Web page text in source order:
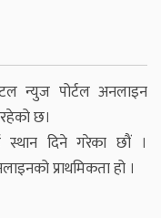
न्युज पोर्टल अनलाइन
छ।
दिने गरेका छौं ।
प्राथमिकता हो ।